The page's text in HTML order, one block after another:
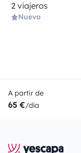
2 viajeros
Nuevo
A partir de
65 €/día